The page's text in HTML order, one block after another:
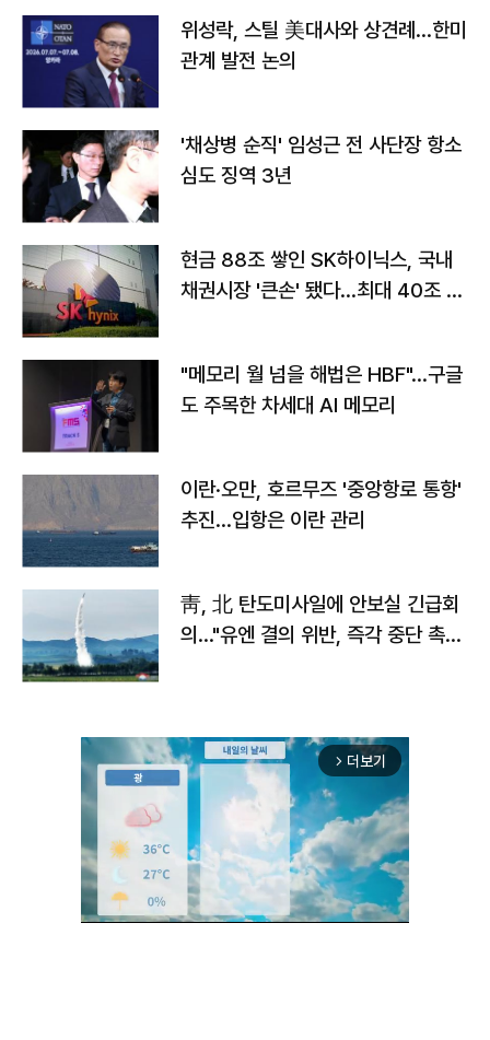
위성락, 스틸 美대사와 상견례…한미
관계 발전 논의
'채상병 순직' 임성근 전 사단장 항소
심도 징역 3년
현금 88조 쌓인 SK하이닉스, 국내
채권시장 '큰손' 됐다…최대 40조 투
"메모리 월 넘을 해법은 HBF"…구글
도 주목한 차세대 AI 메모리
이란·오만, 호르무즈 '중앙항로 통항'
추진…입항은 이란 관리
靑, 北 탄도미사일에 안보실 긴급회
의…"유엔 결의 위반, 즉각 중단 촉
arrow_forward_ios 더보기